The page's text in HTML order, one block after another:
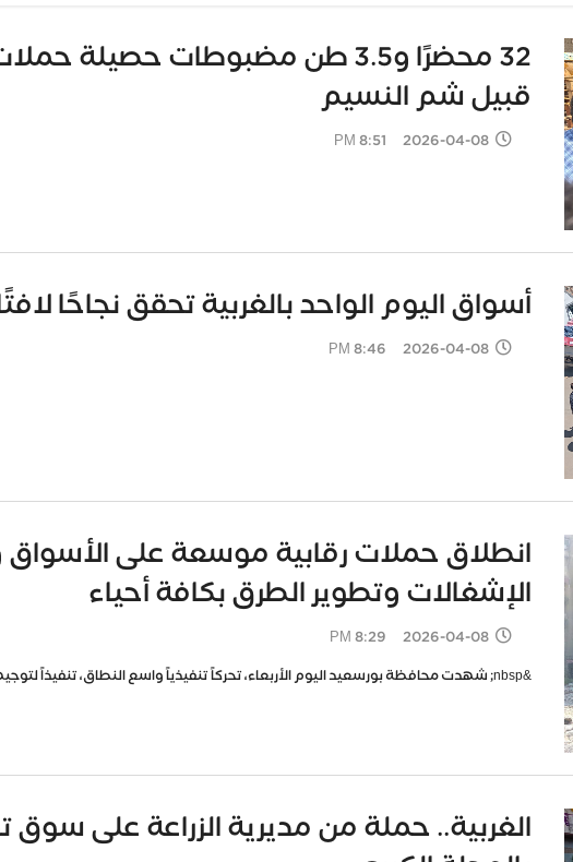
32 محضرًا و3.5 طن مضبوطات حصيلة
قبيل شم النسيم
2026-04-08 8:51 PM
أسواق اليوم الواحد بالغربية تحقق نجاحًا
2026-04-08 8:46 PM
انطلاق حملات رقابية موسعة على الأسواق
الإشغالات وتطوير الطرق بكافة أحياء
2026-04-08 8:29 PM
&nbsp; شهدت محافظة بورسعيد اليوم الأربعاء، تحركاً تنفيذياً واسع النطاق، تنفيذاً لتوجيهات&nbsp; اللوا
الغربية.. حملة من مديرية الزراعة على سوق